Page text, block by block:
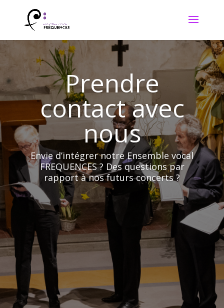
Prendre
contact avec
nous
Envie d’intégrer notre Ensemble vocal
FREQUENCES ? Des questions par
rapport à nos futurs concerts ?